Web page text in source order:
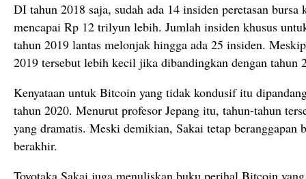
DI tahun 2018 saja, sudah ada 14 insiden peretasan
mencapai Rp 12 trilyun lebih. Jumlah insiden khusus
tahun 2019 lantas melonjak hingga ada 25 insiden.
2019 tersebut lebih kecil jika dibandingkan dengan tahun
Kenyataan untuk Bitcoin yang tidak kondusif itu
tahun 2020. Menurut profesor Jepang itu, tahun-tahun
yang dramatis. Meski demikian, Sakai tetap beranggapan
berakhir.
Toyotaka Sakai juga menuliskan buku perihal Bitcoin